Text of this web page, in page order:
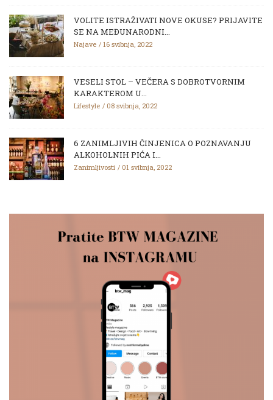
VOLITE ISTRAŽIVATI NOVE OKUSE? PRIJAVITE
SE NA MEĐUNARODNI...
Najave 16 svibnja, 2022
VESELI STOL – VEČERA S DOBROTVORNIM
KARAKTEROM U...
Lifestyle 08 svibnja, 2022
6 ZANIMLJIVIH ČINJENICA O POZNAVANJU
ALKOHOLNIH PIĆA I...
Zanimljivosti 01 svibnja, 2022